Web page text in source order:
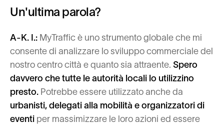
Un'ultima parola?
A-K. I.: MyTraffic è uno strumento globale che mi
consente di analizzare lo sviluppo commerciale del
nostro centro città e quanto sia attraente. Spero
davvero che tutte le autorità locali lo utilizzino
presto. Potrebbe essere utilizzato anche da
urbanisti, delegati alla mobilità e organizzatori di
eventi per massimizzare le loro azioni ed essere